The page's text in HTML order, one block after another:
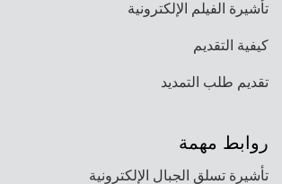
تأشيرة الفيلم الإلكترونية
كيفية التقديم
تقديم طلب التمديد
روابط مهمة
تأشيرة تسلق الجبال الإلكترونية